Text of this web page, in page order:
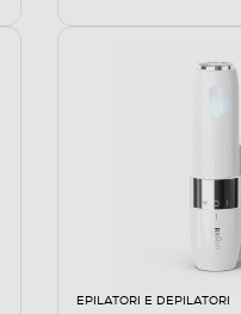
EPILATORI E DEPILATORI